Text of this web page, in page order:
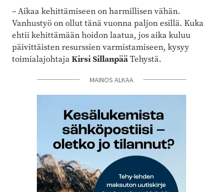
– Aikaa kehittämiseen on harmillisen vähän.
Vanhustyö on ollut tänä vuonna paljon esillä. Kuka
ehtii kehittämään hoidon laatua, jos aika kuluu
päivittäisten resurssien varmistamiseen, kysyy
toimialajohtajaKirsi SillanpääTehystä.
MAINOS ALKAA